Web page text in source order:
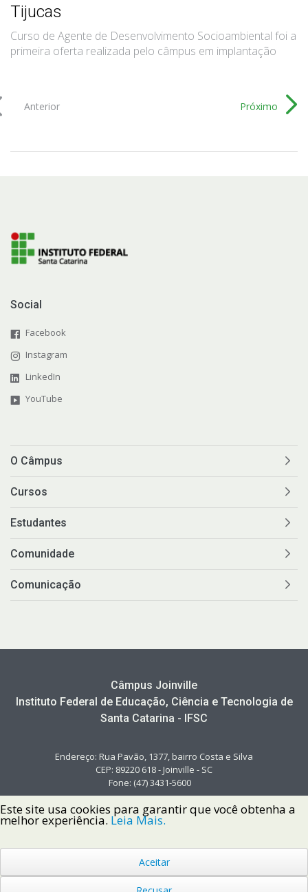
Tijucas
Curso de Agente de Desenvolvimento Socioambiental foi a
primeira oferta realizada pelo câmpus em implantação
Anterior Próximo
Social
Facebook
Instagram
LinkedIn
YouTube
O Câmpus
Cursos
Estudantes
Comunidade
Comunicação
Câmpus Joinville
Instituto Federal de Educação, Ciência e Tecnologia de
Santa Catarina - IFSC
Endereço: Rua Pavão, 1377, bairro Costa e Silva
CEP: 89220 618 - Joinville - SC
Fone: (47) 3431-5600
Copyright © 2022 Instituto Federal de Santa Catarina IFSC
Todos os Direitos Reservados.
Este site usa cookies para garantir que você obtenha a
melhor experiência. Leia Mais.
Aceitar